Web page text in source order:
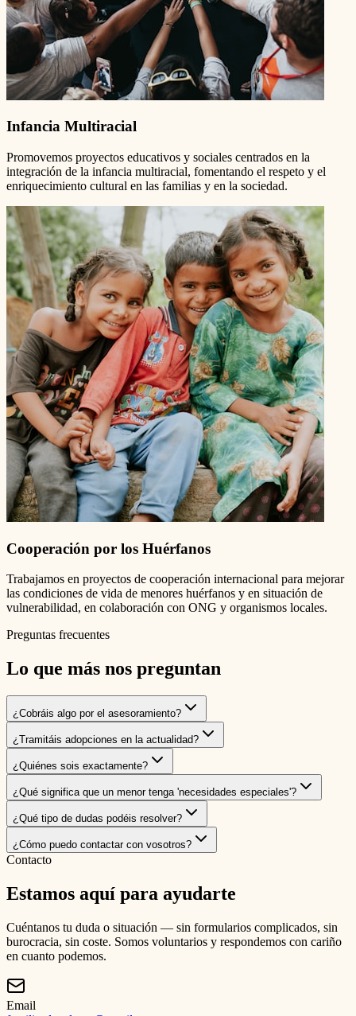
Infancia Multiracial
Promovemos proyectos educativos y sociales centrados en la
integración de la infancia multiracial, fomentando el respeto y el
enriquecimiento cultural en las familias y en la sociedad.
Cooperación por los Huérfanos
Trabajamos en proyectos de cooperación internacional para mejorar
las condiciones de vida de menores huérfanos y en situación de
vulnerabilidad, en colaboración con ONG y organismos locales.
Preguntas frecuentes
Lo que más nos preguntan
¿Cobráis algo por el asesoramiento?
¿Tramitáis adopciones en la actualidad?
¿Quiénes sois exactamente?
¿Qué significa que un menor tenga 'necesidades especiales'?
¿Qué tipo de dudas podéis resolver?
¿Cómo puedo contactar con vosotros?
Contacto
Estamos aquí para ayudarte
Cuéntanos tu duda o situación — sin formularios complicados, sin
burocracia, sin coste. Somos voluntarios y respondemos con cariño
en cuanto podemos.
Email